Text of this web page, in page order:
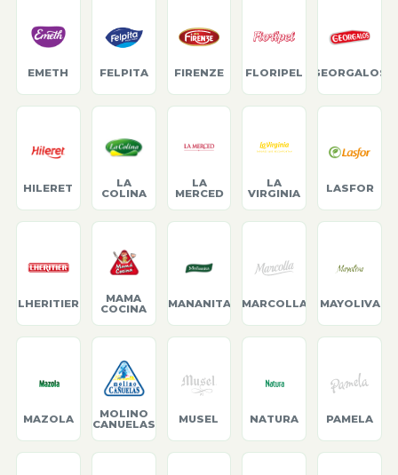
EMETH FELPITA FIRENZE FLORIPEL GEORGALOS
HILERET
LA
COLINA
LA
MERCED
LA
VIRGINIA
LASFOR
LHERITIER
MAMA
COCINA
MANANITA MARCOLLA MAYOLIVA
MAZOLA
MOLINO
CANUELAS
MUSEL NATURA PAMELA